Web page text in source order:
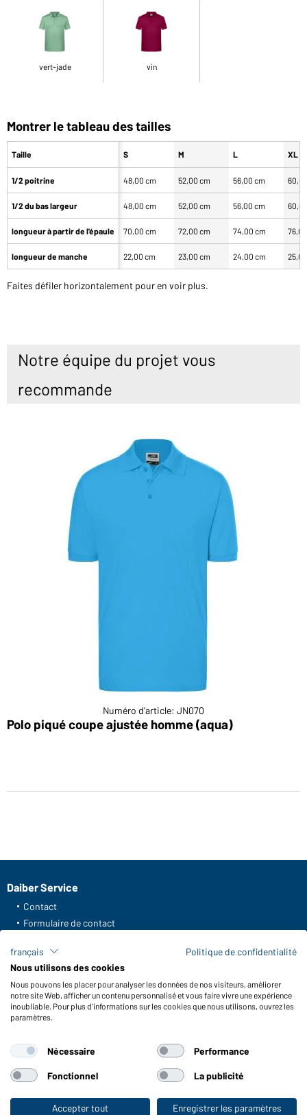
Vers la boutique pour particuliers
vert-jade vin
Montrer le tableau des tailles
Taille
1/2 poitrine
1/2 du bas largeur
longueur à partir de l'épaule
longueur de manche
S M L XL
48,00 cm 52,00 cm 56,00 cm
48,00 cm 52,00 cm 56,00 cm
70,00 cm 72,00 cm 74,00 cm
22,00 cm 23,00 cm 24,00 cm
Faites défiler horizontalement pour en voir plus.
Notre équipe du projet vous
recommande
Numéro d'article: JN070
Polo piqué coupe ajustée homme (aqua)
Daiber Service
Contact
Formulaire de contact
FAQ / Manuel d' utilisation
Vérifier le stock
Reporting system according to whistleblower protection act
Fonctions et entretien
Conseils d'entretien
Tailles
Couleurs
français
Politique de confidentialité
Nous utilisons des cookies
Nous pouvons les placer pour analyser les données de nos visiteurs, améliorer
notre site Web, afficher un contenu personnalisé et vous faire vivre une expérience
inoubliable. Pour plus d'informations sur les cookies que nous utilisons, ouvrez les
paramètres.
Nécessaire Performance
Fonctionnel La publicité
Accepter tout Enregistrer les paramètres